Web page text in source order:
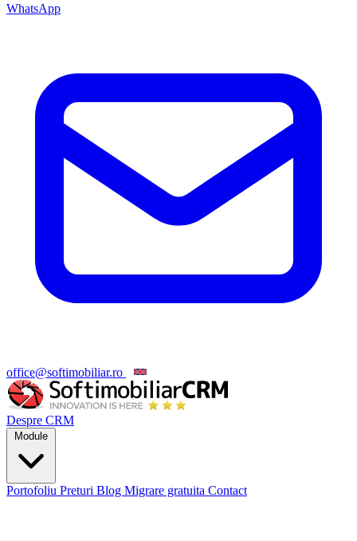
WhatsApp
office@softimobiliar.ro
Despre CRM
Module
Portofoliu Preturi Blog Migrare gratuita Contact